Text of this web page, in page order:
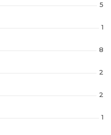
5
1
8
2
2
1